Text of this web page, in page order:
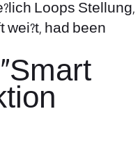
Loops Stellung,
had been